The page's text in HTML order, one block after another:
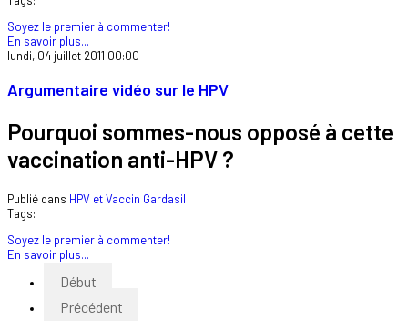
Soyez le premier à commenter!
En savoir plus...
lundi, 04 juillet 2011 00:00
Argumentaire vidéo sur le HPV
Pourquoi sommes-nous opposé à cette
vaccination anti-HPV ?
Publié dans HPV et Vaccin Gardasil
Tags:
Soyez le premier à commenter!
En savoir plus...
Début
Précédent